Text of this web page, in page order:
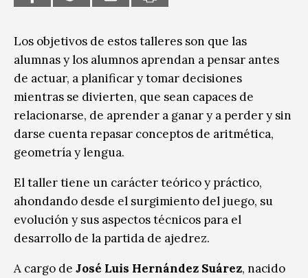
Los objetivos de estos talleres son que las
alumnas y los alumnos aprendan a pensar antes
de actuar, a planificar y tomar decisiones
mientras se divierten, que sean capaces de
relacionarse, de aprender a ganar y a perder y sin
darse cuenta repasar conceptos de aritmética,
geometría y lengua.
El taller tiene un carácter teórico y práctico,
ahondando desde el surgimiento del juego, su
evolución y sus aspectos técnicos para el
desarrollo de la partida de ajedrez.
A cargo de José Luis Hernández Suárez, nacido